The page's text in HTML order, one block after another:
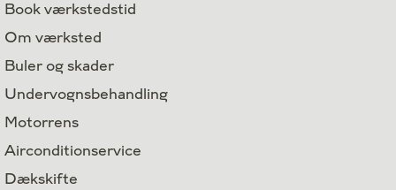
Book værkstedstid
Om værksted
Buler og skader
Undervognsbehandling
Motorrens
Airconditionservice
Dækskifte